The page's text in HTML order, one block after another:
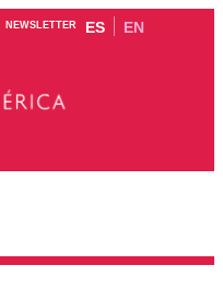
NEWSLETTER ES EN